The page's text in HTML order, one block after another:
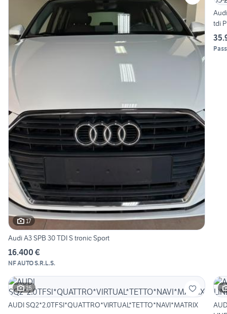
17
Audi A3 SPB 30 TDI S tronic Sport
16.400 €
NF AUTO S.R.L.S.
tdi
16
AUDI SQ2*2.0TFSI*QUATTRO*VIRTUAL*TETTO*NAVI*MATRIX